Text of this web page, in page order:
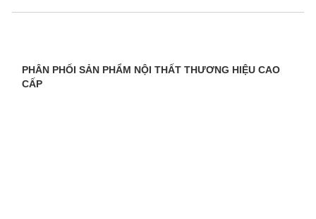
PHÂN PHỐI SẢN PHẨM NỘI THẤT THƯƠNG HIỆU CAO
CẤP